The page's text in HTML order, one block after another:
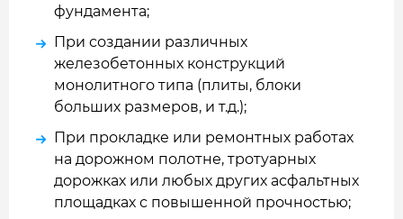
фундамента;
При создании различных
железобетонных конструкций
монолитного типа (плиты, блоки
больших размеров, и т.д.);
При прокладке или ремонтных работах
на дорожном полотне, тротуарных
дорожках или любых других асфальтных
площадках с повышенной прочностью;